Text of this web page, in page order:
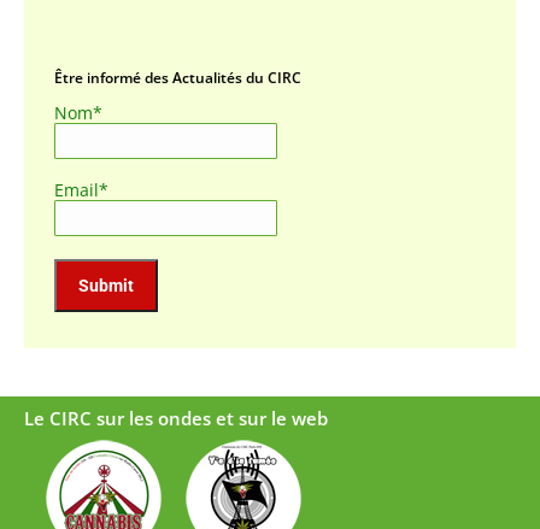
Être informé des Actualités du CIRC
Nom*
Email*
Le CIRC sur les ondes et sur le web